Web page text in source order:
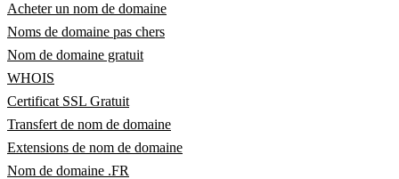
Acheter un nom de domaine
Noms de domaine pas chers
Nom de domaine gratuit
WHOIS
Certificat SSL Gratuit
Transfert de nom de domaine
Extensions de nom de domaine
Nom de domaine .FR